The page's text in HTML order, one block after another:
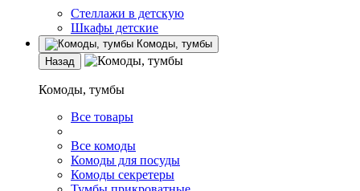
Стеллажи в детскую
Шкафы детские
Комоды, тумбы
Назад
Комоды, тумбы
Все товары
Все комоды
Комоды для посуды
Комоды секретеры